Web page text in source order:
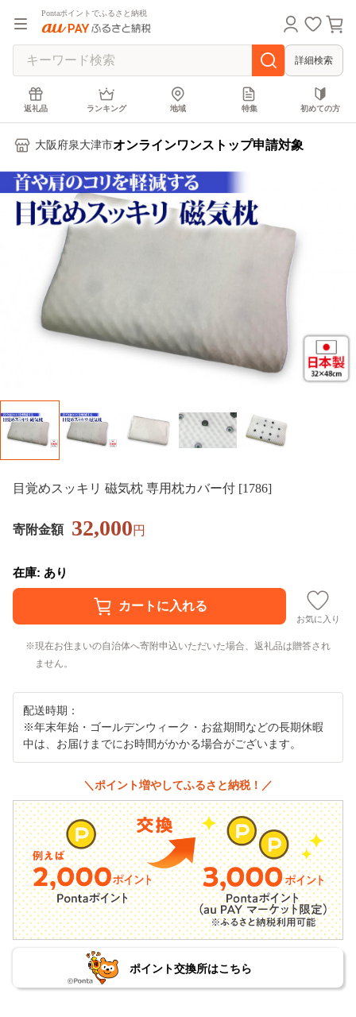
Pontaポイントでふるさと納税
詳細検索
返礼品 ランキング 地域 特集 初めての方
大阪府泉大津市オンラインワンストップ申請対象
目覚めスッキリ 磁気枕 専用枕カバー付 [1786]
寄附金額 32,000円
在庫: あり
お気に入り
現在お住まいの自治体へ寄附申込いただいた場合、返礼品は贈答され
ません。
配送時期：
※年末年始・ゴールデンウィーク・お盆期間などの長期休暇
中は、お届けまでにお時間がかかる場合がございます。
＼ポイント増やしてふるさと納税！／
ポイント交換所はこちら